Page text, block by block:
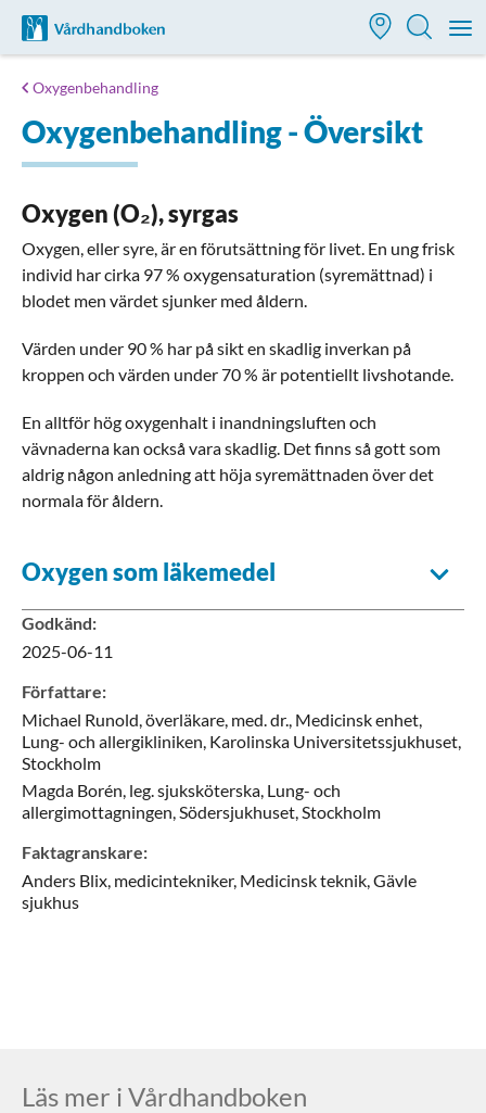
Till startsidan för Vårdhandboken
Oxygenbehandling
Oxygenbehandling - Översikt
Oxygen (O₂), syrgas
Oxygen, eller syre, är en förutsättning för livet. En ung frisk
individ har cirka 97 % oxygensaturation (syremättnad) i
blodet men värdet sjunker med åldern.
Värden under 90 % har på sikt en skadlig inverkan på
kroppen och värden under 70 % är potentiellt livshotande.
En alltför hög oxygenhalt i inandningsluften och
vävnaderna kan också vara skadlig. Det finns så gott som
aldrig någon anledning att höja syremättnaden över det
normala för åldern.
Oxygen som läkemedel
Godkänd:
2025-06-11
Författare:
Michael Runold,överläkare, med. dr., Medicinsk enhet,
Lung- och allergikliniken, Karolinska Universitetssjukhuset,
Stockholm
Magda Borén, leg. sjuksköterska, Lung- och
allergimottagningen, Södersjukhuset,Stockholm
Faktagranskare:
Anders Blix, medicintekniker, Medicinsk teknik, Gävle
sjukhus
Läs mer i Vårdhandboken